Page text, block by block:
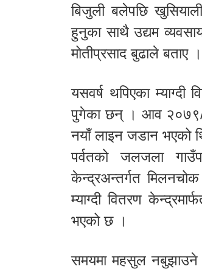
बिजुली बलेपछि
हुनुका साथै उद्यम
मोतीप्रसाद बुढाले बताए ।
यसवर्ष थपिएका
पुगेका छन् । आव २०७९/
नयाँ लाइन जडान भएको
पर्वतको जलजला
केन्द्रअन्तर्गत
म्याग्दी वितरण
भएको छ ।
समयमा महसुल